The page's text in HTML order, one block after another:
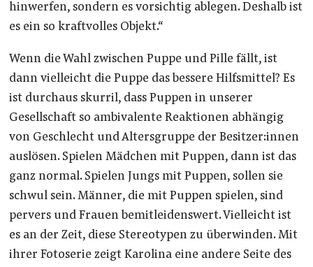
hinwerfen, sondern es vorsichtig ablegen. Deshalb ist
es ein so kraftvolles Objekt.“
Wenn die Wahl zwischen Puppe und Pille fällt, ist
dann vielleicht die Puppe das bessere Hilfsmittel? Es
ist durchaus skurril, dass Puppen in unserer
Gesellschaft so ambivalente Reaktionen abhängig
von Geschlecht und Altersgruppe der Besitzer:innen
auslösen. Spielen Mädchen mit Puppen, dann ist das
ganz normal. Spielen Jungs mit Puppen, sollen sie
schwul sein. Männer, die mit Puppen spielen, sind
pervers und Frauen bemitleidenswert. Vielleicht ist
es an der Zeit, diese Stereotypen zu überwinden. Mit
ihrer Fotoserie zeigt Karolina eine andere Seite des